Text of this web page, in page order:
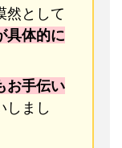
然として
具体的に
お手伝い
しまし